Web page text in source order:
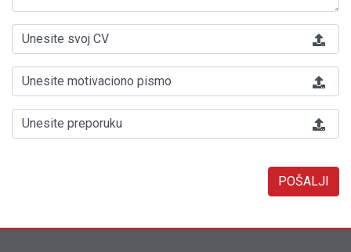
Unesite svoj CV
Unesite motivaciono pismo
Unesite preporuku
POŠALJI